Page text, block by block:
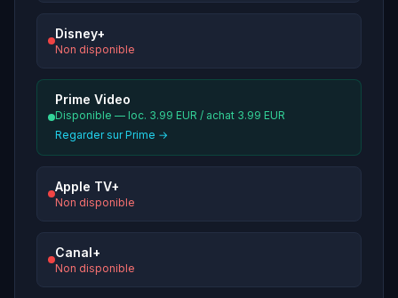
Disney+
Non disponible
Prime Video
Disponible — loc. 3.99 EUR / achat 3.99 EUR
Regarder sur Prime →
Apple TV+
Non disponible
Canal+
Non disponible